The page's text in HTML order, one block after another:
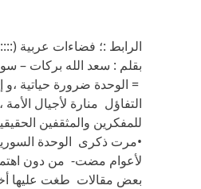
الرابط :؛ فضاءات عربية
بقلم : سعد الله بركات –
= الوحدة ضرورة حياتية ،و
التفاؤل منارة لأجيال
للمفكرين والمثقفين
•مرت ذكرى الوحدة
لأعوام مضت- من دون
بعض مقالات طغت عليها